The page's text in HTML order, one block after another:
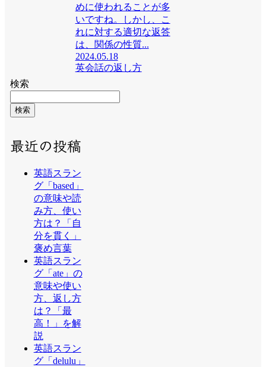
めに使われることが多
いですね。しかし、こ
れに対する適切な返答
は、関係の性質...
2024.05.18
英会話の返し方
検索
検索
最近の投稿
英語スラン
グ「based」
の意味や読
み方、使い
方は？「自
分を貫く」
褒め言葉
英語スラン
グ「ate」の
意味や使い
方、返し方
は？「最
高！」を解
説
英語スラン
グ「delulu」